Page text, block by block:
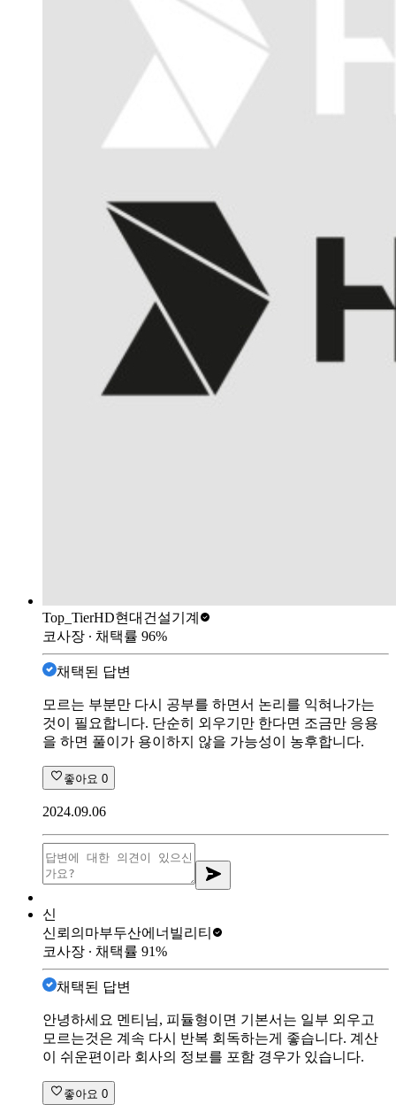
Top_TierHD현대건설기계
코사장 ∙ 채택률 96%
채택된 답변
모르는 부분만 다시 공부를 하면서 논리를 익혀나가는
것이 필요합니다. 단순히 외우기만 한다면 조금만 응용
을 하면 풀이가 용이하지 않을 가능성이 농후합니다.
좋아요 0
2024.09.06
신
신뢰의마부두산에너빌리티
코사장 ∙ 채택률 91%
채택된 답변
안녕하세요 멘티님, 피듈형이면 기본서는 일부 외우고
모르는것은 계속 다시 반복 회독하는게 좋습니다. 계산
이 쉬운편이라 회사의 정보를 포함 경우가 있습니다.
좋아요 0